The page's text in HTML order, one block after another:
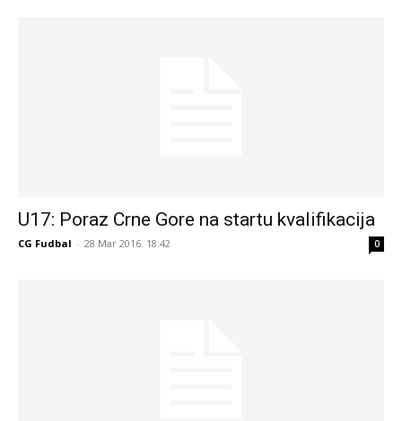
U17: Poraz Crne Gore na startu kvalifikacija
CG Fudbal - 28 Mar 2016. 18:42 0